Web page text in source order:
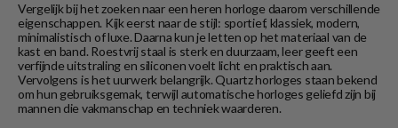
Vergelijk bij het zoeken naar een heren horloge daarom verschillende
eigenschappen. Kijk eerst naar de stijl: sportief, klassiek, modern,
minimalistisch of luxe. Daarna kun je letten op het materiaal van de
kast en band. Roestvrij staal is sterk en duurzaam, leer geeft een
verfijnde uitstraling en siliconen voelt licht en praktisch aan.
Vervolgens is het uurwerk belangrijk. Quartz horloges staan bekend
om hun gebruiksgemak, terwijl automatische horloges geliefd zijn bij
mannen die vakmanschap en techniek waarderen.